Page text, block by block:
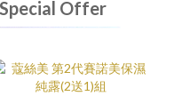
Special Offer